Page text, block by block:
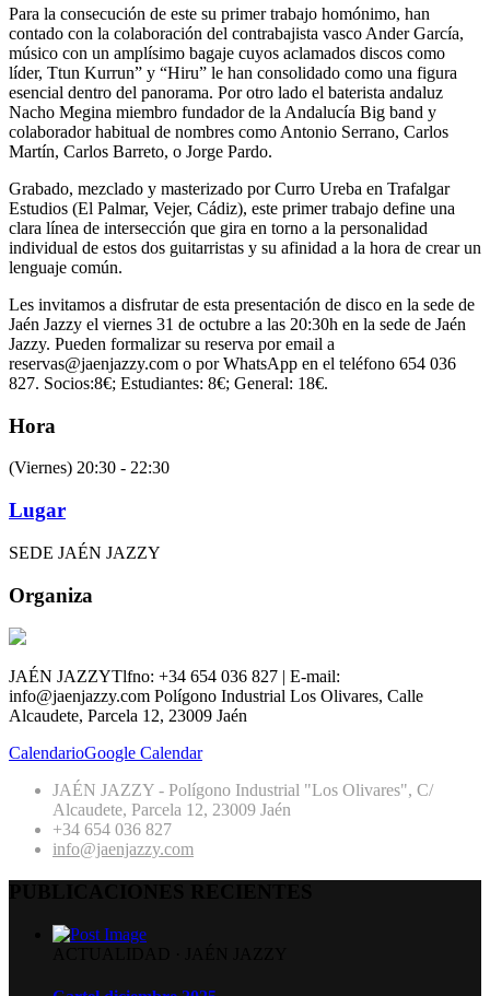
Para la consecución de este su primer trabajo homónimo, han
contado con la colaboración del contrabajista vasco Ander García,
músico con un amplísimo bagaje cuyos aclamados discos como
líder, Ttun Kurrun” y “Hiru” le han consolidado como una figura
esencial dentro del panorama. Por otro lado el baterista andaluz
Nacho Megina miembro fundador de la Andalucía Big band y
colaborador habitual de nombres como Antonio Serrano, Carlos
Martín, Carlos Barreto, o Jorge Pardo.
Grabado, mezclado y masterizado por Curro Ureba en Trafalgar
Estudios (El Palmar, Vejer, Cádiz), este primer trabajo define una
clara línea de intersección que gira en torno a la personalidad
individual de estos dos guitarristas y su afinidad a la hora de crear un
lenguaje común.
Les invitamos a disfrutar de esta presentación de disco en la sede de
Jaén Jazzy el viernes 31 de octubre a las 20:30h en la sede de Jaén
Jazzy. Pueden formalizar su reserva por email a
reservas@jaenjazzy.com o por WhatsApp en el teléfono 654 036
827. Socios:8€; Estudiantes: 8€; General: 18€.
Hora
(Viernes) 20:30 - 22:30
Lugar
SEDE JAÉN JAZZY
Organiza
JAÉN JAZZYTlfno: +34 654 036 827 | E-mail:
info@jaenjazzy.com Polígono Industrial Los Olivares, Calle
Alcaudete, Parcela 12, 23009 Jaén
CalendarioGoogle Calendar
JAÉN JAZZY - Polígono Industrial "Los Olivares", C/
Alcaudete, Parcela 12, 23009 Jaén
+34 654 036 827
info@jaenjazzy.com